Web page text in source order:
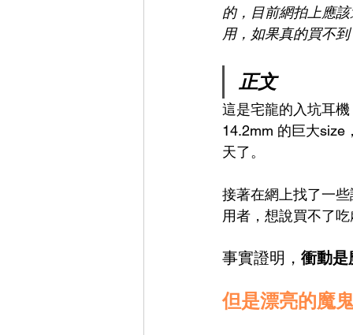
的，目前網拍上應
用，如果真的買不
正文
這是宅龍的入坑耳
14.2mm 的巨大size
天了。
接著在網上找了一
用者，想說買不了
事實證明， 衝動是
但是漂亮的魔